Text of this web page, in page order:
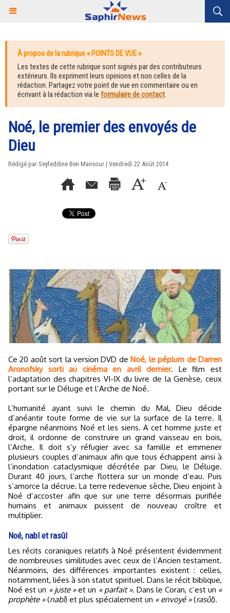
À propos de la rubrique « POINTS DE VUE »
Les textes de cette rubrique sont signés par des contributeurs
extérieurs. Ils expriment leurs opinions et non celles de la
rédaction. Partagez votre point de vue en commentaire ou en
écrivant à la rédaction via le formulaire de contact.
Noé, le premier des envoyés de
Dieu
Rédigé par Seyfeddine Ben Mansour | Vendredi 22 Août 2014
Ce 20 août sort la version DVD deNoé, le péplum de Darren
Aronofsky sorti au cinéma en avril dernier. Le film est
l’adaptation des chapitres VI-IX du livre de la Genèse, ceux
portant sur le Déluge et l’Arche de Noé.
L’humanité ayant suivi le chemin du Mal, Dieu décide
d’anéantir toute forme de vie sur la surface de la terre. Il
épargne néanmoins Noé et les siens. A cet homme juste et
droit, il ordonne de construire un grand vaisseau en bois,
l’Arche. Il doit s’y réfugier avec sa famille et emmener
plusieurs couples d’animaux afin que tous échappent ainsi à
l’inondation cataclysmique décrétée par Dieu, le Déluge.
Durant 40 jours, l’arche flottera sur un monde d’eau. Puis
s’amorce la décrue. La terre redevenue sèche, Dieu enjoint à
Noé d’accoster afin que sur une terre désormais purifiée
humains et animaux puissent de nouveau croître et
multiplier.
Noé, nabî et rasûl
Les récits coraniques relatifs à Noé présentent évidemment
de nombreuses similitudes avec ceux de l’Ancien testament.
Néanmoins, des différences importantes existent : celles,
notamment, liées à son statut spirituel. Dans le récit biblique,
Noé est un « juste »et un « parfait ». Dans le Coran, c’est un «
prophète »(nabî) et plus spécialement un « envoyé »(rasûl).